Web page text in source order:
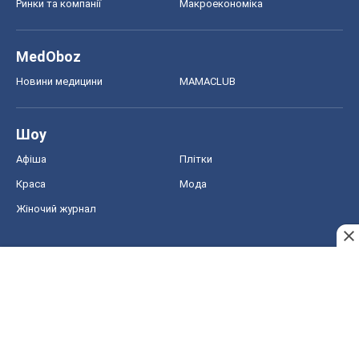
Ринки та компанії Макроекономіка
MedOboz
Новини медицини MAMACLUB
Шоу
Афіша Плітки
Краса Мода
Жіночий журнал